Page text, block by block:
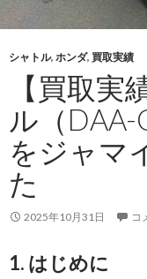
年
式
を
タ
ン
ニ
輸
シャトル, ホンダ, 買取実績
【買取実
ル（
をジャマ
た
2025年10月31日 コ
1. はじめに